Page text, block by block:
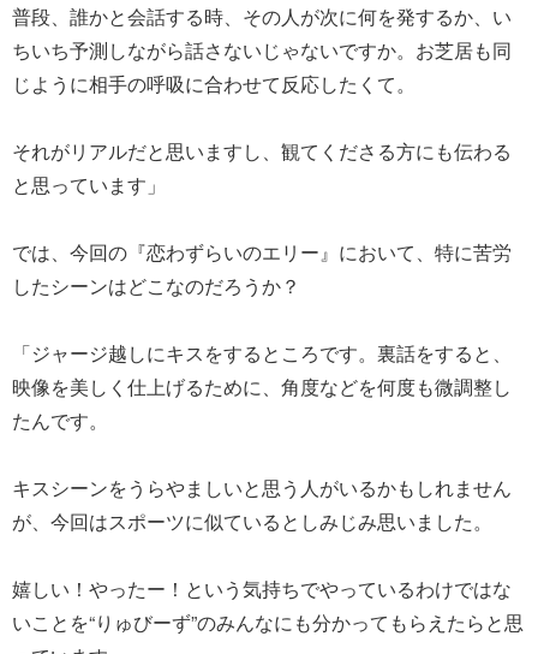
普段、誰かと会話する時、その人が次に何を発するか、い
ちいち予測しながら話さないじゃないですか。お芝居も同
じように相手の呼吸に合わせて反応したくて。
それがリアルだと思いますし、観てくださる方にも伝わる
と思っています」
では、今回の『恋わずらいのエリー』において、特に苦労
したシーンはどこなのだろうか？
「ジャージ越しにキスをするところです。裏話をすると、
映像を美しく仕上げるために、角度などを何度も微調整し
たんです。
キスシーンをうらやましいと思う人がいるかもしれません
が、今回はスポーツに似ているとしみじみ思いました。
嬉しい！やったー！という気持ちでやっているわけではな
いことを“りゅびーず”のみんなにも分かってもらえたらと思